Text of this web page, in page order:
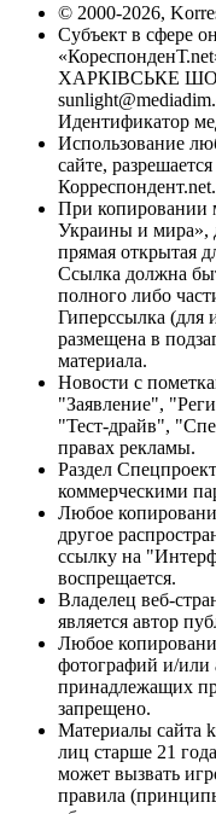
© 2000-2026,
Субъект в сфере
ХАРКІВСЬКЕ
Идентификатор
Использование
сайте,
Корреспондент.net.
При копировании
Украины и мира»,
прямая открытая
Ссылка должна
полного либо
Гиперссылка (для
размещена в
материала.
Новости с
"Заявление",
"Тест-драйв",
правах рекламы.
Раздел
коммерческими
Любое
другое
ссылку на
воспрещается.
Владелец веб-
является автор
Любое
фотографий и/или
принадлежащих
запрещено.
Материалы сайта
лиц старше 21
может вызвать
правила